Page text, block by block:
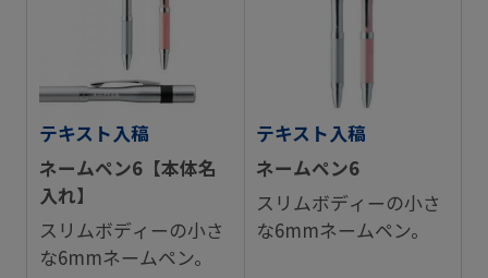
テキスト入稿
ネームペン6【本体名
入れ】
スリムボディーの小さ
な6mmネームペン。
テキスト入稿
ネームペン6
スリムボディーの小さ
な6mmネームペン。